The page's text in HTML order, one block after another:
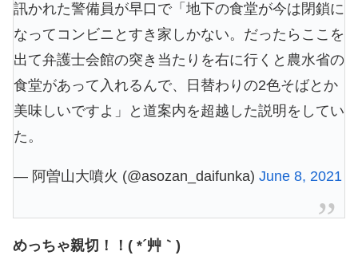
訊かれた警備員が早口で「地下の食堂が今は閉鎖に
なってコンビニとすき家しかない。だったらここを
出て弁護士会館の突き当たりを右に行くと農水省の
食堂があって入れるんで、日替わりの2色そばとか
美味しいですよ」と道案内を超越した説明をしてい
た。
— 阿曽山大噴火 (@asozan_daifunka) June 8, 2021
めっちゃ親切！！( *´艸｀)